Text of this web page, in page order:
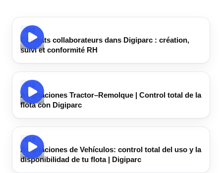
#22
Contrats collaborateurs dans Digiparc : création,
suivi et conformité RH
#20
Asignaciones Tractor–Remolque | Control total de la
flota con Digiparc
#19
Asignaciones de Vehículos: control total del uso y la
disponibilidad de tu flota | Digiparc